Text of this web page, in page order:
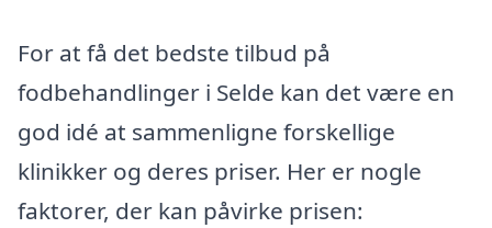
For at få det bedste tilbud på
fodbehandlinger i Selde kan det være en
god idé at sammenligne forskellige
klinikker og deres priser. Her er nogle
faktorer, der kan påvirke prisen: